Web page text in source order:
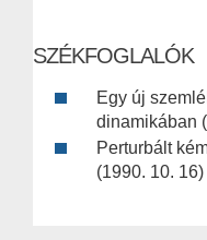
SZÉKFOGLALÓK
Egy új
dinamikában
Perturbált
(1990. 10. 16)